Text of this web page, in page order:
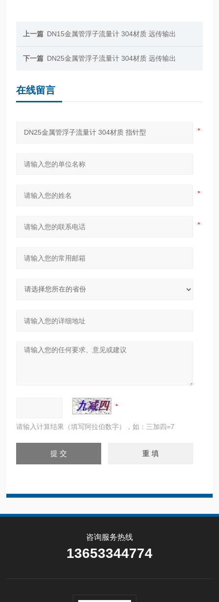
上一篇 DN15金属管浮子流量计 304材质 远传输出
下一篇 DN25金属管浮子流量计 304材质 远传输出
在线留言
请输入计算结果（填写阿拉伯数字），如：三加四=7
咨询服务热线
13653344774